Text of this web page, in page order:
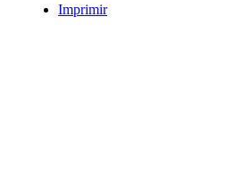
Imprimir